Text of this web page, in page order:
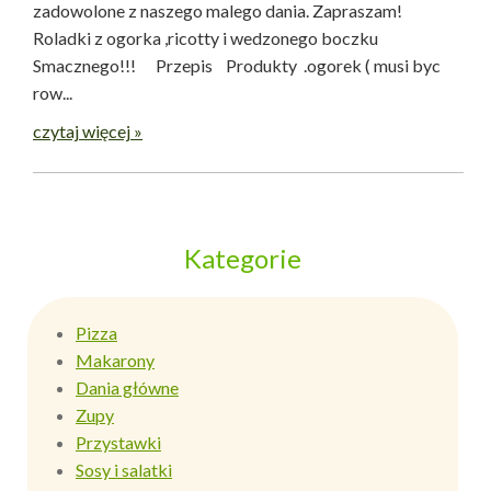
zadowolone z naszego malego dania. Zapraszam!
Roladki z ogorka ,ricotty i wedzonego boczku
Smacznego!!! Przepis Produkty .ogorek ( musi byc
row...
czytaj więcej »
Kategorie
Pizza
Makarony
Dania główne
Zupy
Przystawki
Sosy i salatki